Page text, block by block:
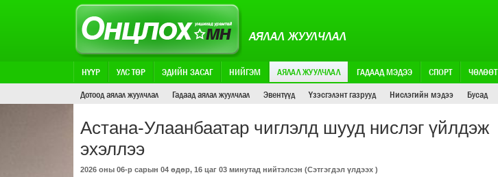
АЯЛАЛ ЖУУЛЧЛАЛ
НҮҮР УЛС ТӨР ЭДИЙН ЗАСАГ НИЙГЭМ АЯЛАЛ ЖУУЛЧЛАЛ ГАДААД МЭДЭЭ СПОРТ
ЧӨЛӨӨТ
Дотоод аялал жуулчлал
Гадаад аялал жуулчлал Эвентүүд Үзэсгэлэнт газрууд Нислэгийн мэдээ Бусад
Астана-Улаанбаатар чиглэлд шууд нислэг үйлдэж
эхэллээ
2026 оны 06-р сарын 04 өдөр, 16 цаг 03 минутад нийтэлсэн (Сэтгэгдэл үлдээх )